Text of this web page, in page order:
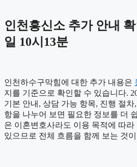
인천흥신소 추가 안내
일 10시13분
인천하수구막힘에 대한 추가 내용은
지를 기준으로 확인할 수 있습니다.
기본 안내, 상담 가능 항목, 진행 절
항을 나누어 보면 필요한 정보를 더
은 이혼변호사라도 이용 목적에 따
있으므로 전체 흐름을 함께 보는 것